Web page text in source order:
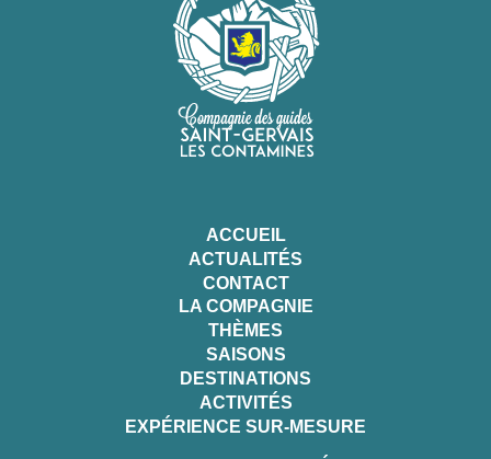
ACCUEIL
ACTUALITÉS
CONTACT
LA COMPAGNIE
THÈMES
SAISONS
DESTINATIONS
ACTIVITÉS
EXPÉRIENCE SUR-MESURE